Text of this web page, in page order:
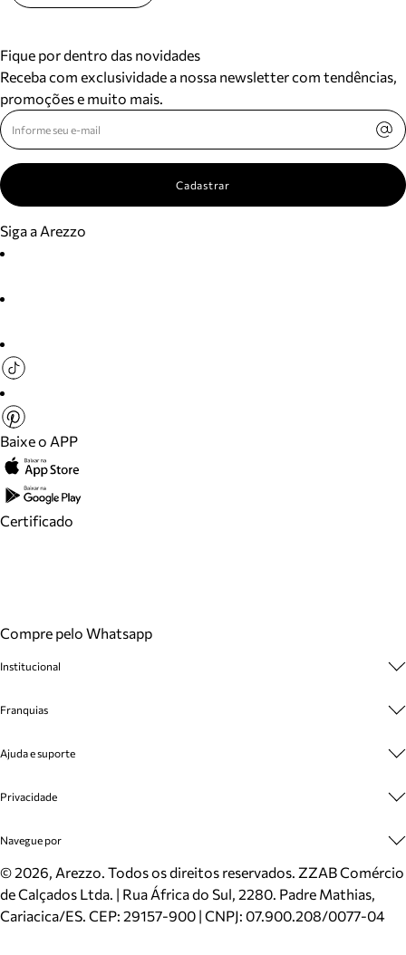
Fique por dentro das novidades
Receba com exclusividade a nossa newsletter com tendências,
promoções e muito mais.
Cadastrar
Siga a Arezzo
Baixe o APP
Certificado
Compre pelo Whatsapp
Institucional
Cashback
Venda Corporativa
Mapa do Site
Inverno
Mundo Arezzo
Franquias
Plano de Negócio
Ajuda e suporte
Cadastro
Meus Pedidos
Trocas e Devoluções
Cartão Presente
Localizador de lojas
Privacidade
Politica e Privacidade
Navegue por
Sapatos
Bolsas
Scarpins
©2026, Arezzo. Todos os direitos reservados. ZZAB Comércio
de Calçados Ltda. | Rua África do Sul, 2280. Padre Mathias,
Cariacica/ES. CEP: 29157-900 | CNPJ: 07.900.208/0077-04